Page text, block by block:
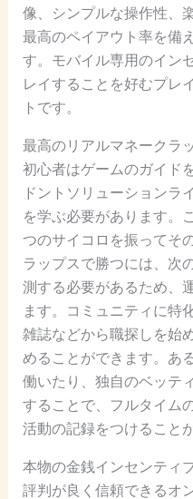
像、シンプルな操作性、
最高のペイアウト率を備
す。モバイル専用のイン
レイすることを好むプレ
トです。
最高のリアルマネークラ
初心者はゲームのガイド
ドントソリューションラ
を学ぶ必要があります。
つのサイコロを振ってそ
ラップスで勝つには、次
測する必要があるため、
ます。コミュニティに特
雑誌などから職探しを始
めることができます。あ
働いたり、独自のベッテ
することで、フルタイム
活動の記録をつけること
本物の金銭インセンティ
評判が良く信頼できるオ